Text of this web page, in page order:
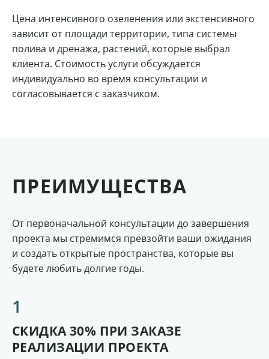
Цена интенсивного озеленения или экстенсивного
зависит от площади территории, типа системы
полива и дренажа, растений, которые выбрал
клиента. Стоимость услуги обсуждается
индивидуально во время консультации и
согласовывается с заказчиком.
ПРЕИМУЩЕСТВА
От первоначальной консультации до завершения
проекта мы стремимся превзойти ваши ожидания
и создать открытые пространства, которые вы
будете любить долгие годы.
СКИДКА 30% ПРИ ЗАКАЗЕ
РЕАЛИЗАЦИИ ПРОЕКТА